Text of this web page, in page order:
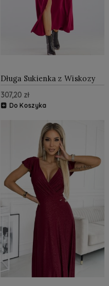
Długa Sukienka z Wiskozy
Bordo AW454
307,20 zł
Do Koszyka